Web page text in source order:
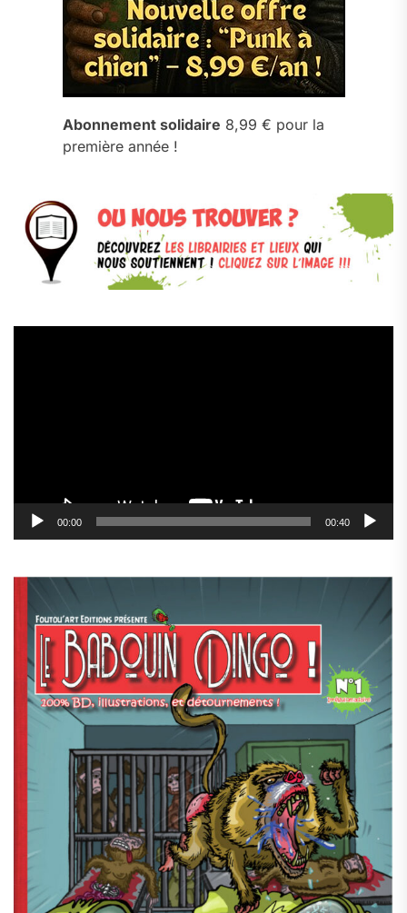
Abonnement solidaire 8,99 € pour la
première année !
00:00 00:40